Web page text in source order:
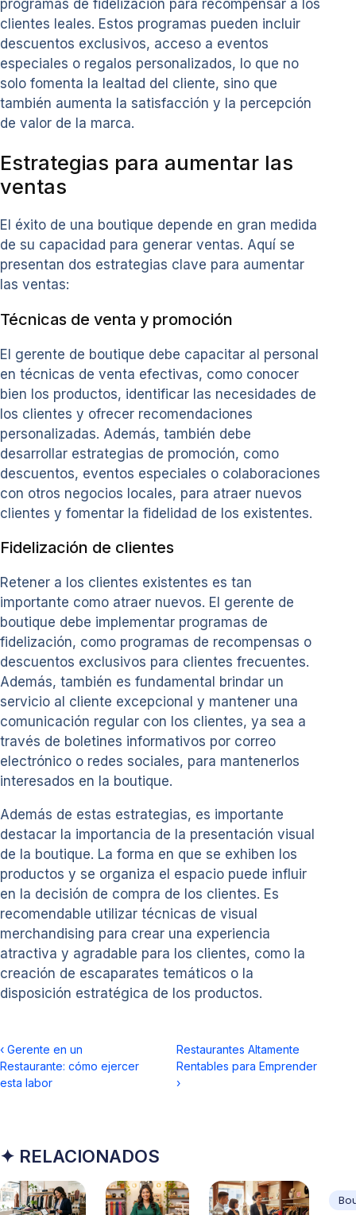
programas de fidelización para recompensar a los
clientes leales. Estos programas pueden incluir
descuentos exclusivos, acceso a eventos
especiales o regalos personalizados, lo que no
solo fomenta la lealtad del cliente, sino que
también aumenta la satisfacción y la percepción
de valor de la marca.
Estrategias para aumentar las
ventas
El éxito de una boutique depende en gran medida
de su capacidad para generar ventas. Aquí se
presentan dos estrategias clave para aumentar
las ventas:
Técnicas de venta y promoción
El gerente de boutique debe capacitar al personal
en técnicas de venta efectivas, como conocer
bien los productos, identificar las necesidades de
los clientes y ofrecer recomendaciones
personalizadas. Además, también debe
desarrollar estrategias de promoción, como
descuentos, eventos especiales o colaboraciones
con otros negocios locales, para atraer nuevos
clientes y fomentar la fidelidad de los existentes.
Fidelización de clientes
Retener a los clientes existentes es tan
importante como atraer nuevos. El gerente de
boutique debe implementar programas de
fidelización, como programas de recompensas o
descuentos exclusivos para clientes frecuentes.
Además, también es fundamental brindar un
servicio al cliente excepcional y mantener una
comunicación regular con los clientes, ya sea a
través de boletines informativos por correo
electrónico o redes sociales, para mantenerlos
interesados en la boutique.
Además de estas estrategias, es importante
destacar la importancia de la presentación visual
de la boutique. La forma en que se exhiben los
productos y se organiza el espacio puede influir
en la decisión de compra de los clientes. Es
recomendable utilizar técnicas de visual
merchandising para crear una experiencia
atractiva y agradable para los clientes, como la
creación de escaparates temáticos o la
disposición estratégica de los productos.
‹ Gerente en un
Restaurante: cómo ejercer
esta labor
Restaurantes Altamente
Rentables para Emprender
›
✦ RELACIONADOS